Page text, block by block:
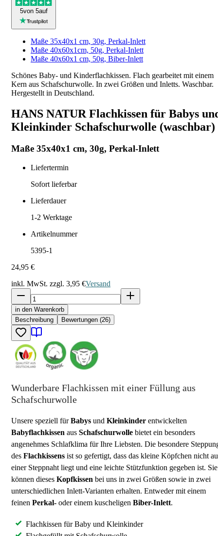
5von 5auf
Maße 35x40x1 cm, 30g, Perkal-Inlett
Maße 40x60x1cm, 50g, Perkal-Inlett
Maße 40x60x1 cm, 50g, Biber-Inlett
Schönes Baby- und Kinderflachkissen. Flach gearbeitet mit einem
Kern aus Schafschurwolle. In zwei Größen und Inletts. Waschbar.
Hergestellt in Deutschland.
HANS NATUR Flachkissen für Babys
Kleinkinder Schafschurwolle (waschbar)
Maße 35x40x1 cm, 30g, Perkal-Inlett
Liefertermin
Sofort lieferbar
Lieferdauer
1-2 Werktage
Artikelnummer
5395-1
24,95 €
inkl. MwSt. zzgl. 3,95 €Versand
in den Warenkorb
Beschreibung
Bewertungen (26)
Wunderbare Flachkissen mit einer Füllung aus
Schafschurwolle
Unsere speziell fürBabys und Kleinkinder entwickelten
Babyflachkissen aus Schafschurwolle bietet ein besonders
angenehmes Schlafklima für Ihre Liebsten. Die besondere
des Flachkissens ist so gefertigt, dass das kleine Köpfchen nicht
einer Steppnaht liegt und eine leichte Stützfunktion gegeben ist. Sie
können dieses Kopfkissen bei uns in zwei Größen sowie in zwei
unterschiedlichen Inlett-Varianten erhalten. Entweder mit einem
feinen Perkal- oder einem kuscheligen Biber-Inlett.
Flachkissen für Baby und Kleinkinder